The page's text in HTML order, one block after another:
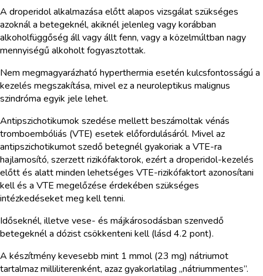
A droperidol alkalmazása előtt alapos vizsgálat szükséges
azoknál a betegeknél, akiknél jelenleg vagy korábban
alkoholfüggőség áll vagy állt fenn, vagy a közelmúltban nagy
mennyiségű alkoholt fogyasztottak.
Nem megmagyarázható hyperthermia esetén kulcsfontosságú a
kezelés megszakítása, mivel ez a neuroleptikus malignus
szindróma egyik jele lehet.
Antipszichotikumok szedése mellett beszámoltak vénás
tromboembóliás (VTE) esetek előfordulásáról. Mivel az
antipszichotikumot szedő betegnél gyakoriak a VTE-ra
hajlamosító, szerzett rizikófaktorok, ezért a droperidol-kezelés
előtt és alatt minden lehetséges VTE-rizikófaktort azonosítani
kell és a VTE megelőzése érdekében szükséges
intézkedéseket meg kell tenni.
Időseknél, illetve vese- és májkárosodásban szenvedő
betegeknél a dózist csökkenteni kell (lásd 4.2 pont).
A készítmény kevesebb mint 1 mmol (23 mg) nátriumot
tartalmaz milliliterenként, azaz gyakorlatilag „nátriummentes”.